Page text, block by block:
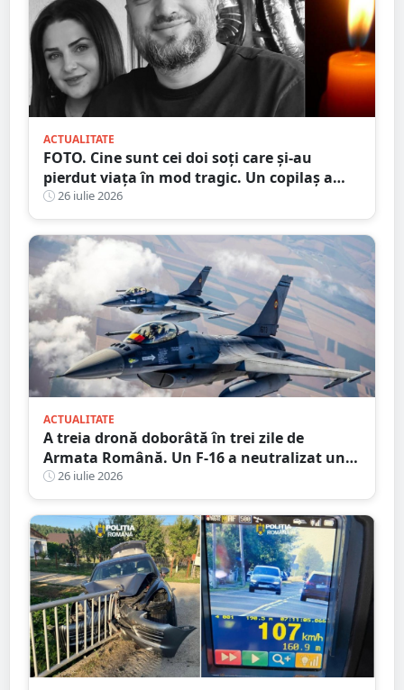
ACTUALITATE
FOTO. Cine sunt cei doi soți care și-au
pierdut viața în mod tragic. Un copilaș a
rămas orfan. Au căzut de pe motocicletă, în
județul vecin
26 iulie 2026
ACTUALITATE
A treia dronă doborâtă în trei zile de
Armata Română. Un F-16 a neutralizat un
aparat fără pilot deasupra Mării Negre
26 iulie 2026